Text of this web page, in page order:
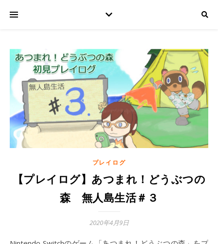
プレイログ
【プレイログ】あつまれ！どうぶつの
森 無人島生活＃３
2020年4月9日